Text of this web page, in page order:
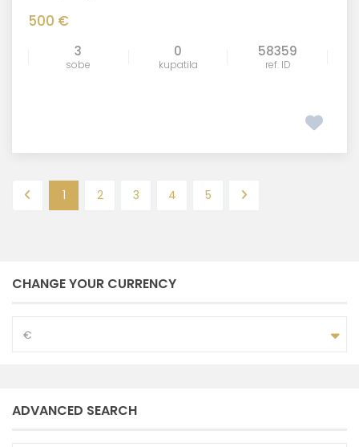
500 €
3
sobe
0
kupatila
58359
ref. ID
1 2 3 4 5
CHANGE YOUR CURRENCY
€
ADVANCED SEARCH